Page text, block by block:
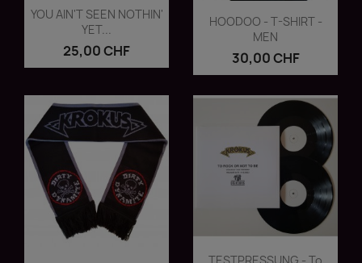
Vorschau
YOU AIN'T SEEN NOTHIN'
YET...
25,00 CHF
Vorschau
HOODOO - T-SHIRT -
MEN
30,00 CHF
Vorschau